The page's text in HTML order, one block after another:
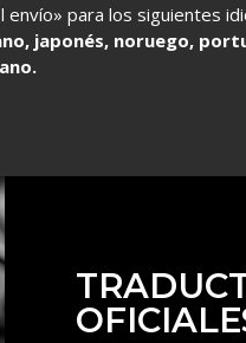
para los siguientes
japonés, noruego,